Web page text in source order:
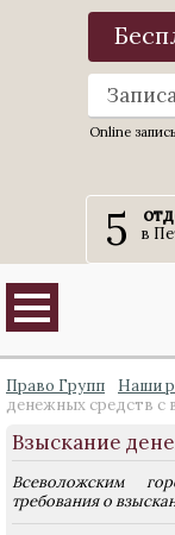
Online
5 в
Право Групп Наши
денежных средств с
Взыскание
Всеволожским
требования о